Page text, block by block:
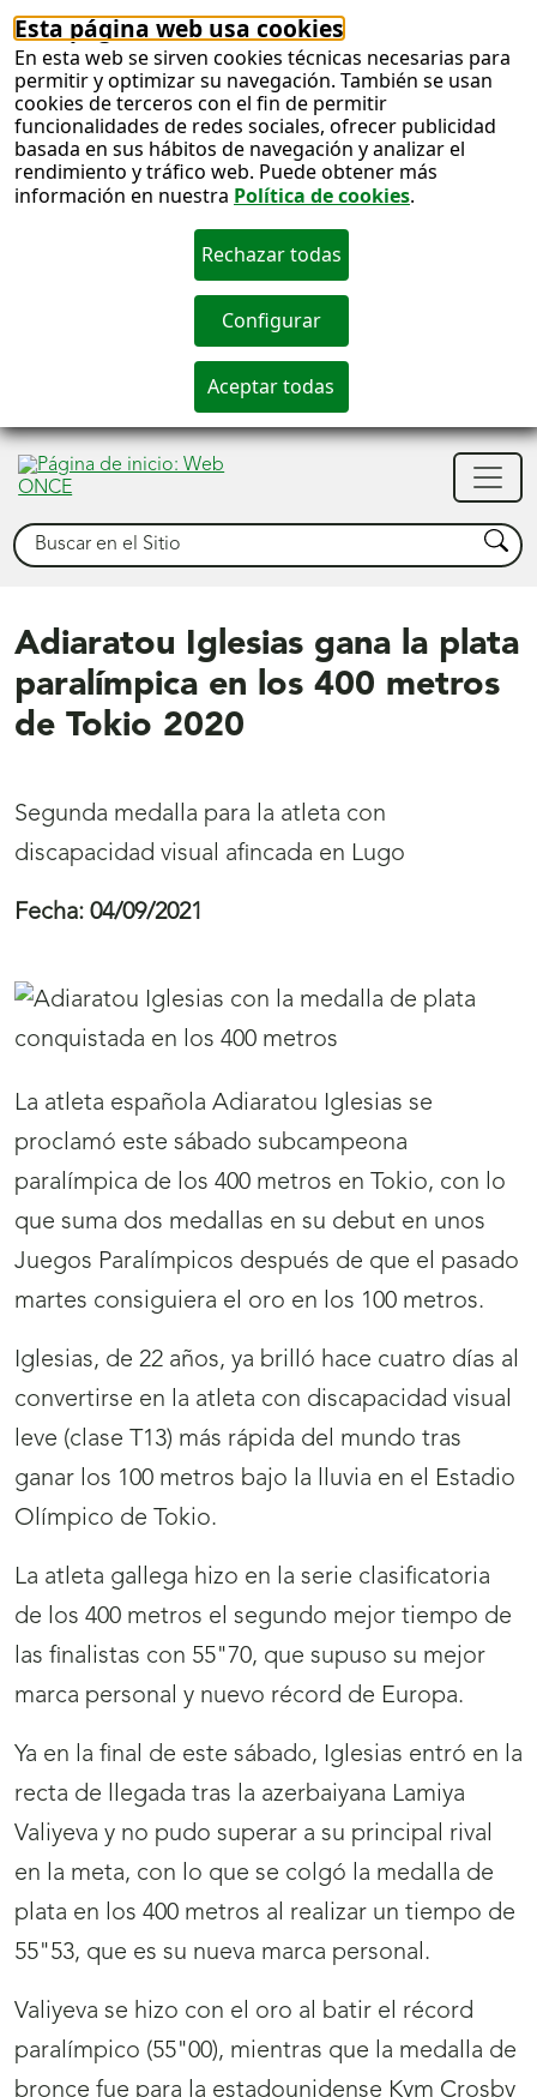
Esta página web usa cookies
En esta web se sirven cookies técnicas necesarias para
permitir y optimizar su navegación. También se usan
cookies de terceros con el fin de permitir
funcionalidades de redes sociales, ofrecer publicidad
basada en sus hábitos de navegación y analizar el
rendimiento y tráfico web. Puede obtener más
información en nuestra Política de cookies.
Buscar Buscar
Adiaratou Iglesias gana la plata
paralímpica en los 400 metros
de Tokio 2020
Segunda medalla para la atleta con
discapacidad visual afincada en Lugo
Fecha: 04/09/2021
La atleta española Adiaratou Iglesias se
proclamó este sábado subcampeona
paralímpica de los 400 metros en Tokio, con lo
que suma dos medallas en su debut en unos
Juegos Paralímpicos después de que el pasado
martes consiguiera el oro en los 100 metros.
Iglesias, de 22 años, ya brilló hace cuatro días al
convertirse en la atleta con discapacidad visual
leve (clase T13) más rápida del mundo tras
ganar los 100 metros bajo la lluvia en el Estadio
Olímpico de Tokio.
La atleta gallega hizo en la serie clasificatoria
de los 400 metros el segundo mejor tiempo de
las finalistas con 55"70, que supuso su mejor
marca personal y nuevo récord de Europa.
Ya en la final de este sábado, Iglesias entró en la
recta de llegada tras la azerbaiyana Lamiya
Valiyeva y no pudo superar a su principal rival
en la meta, con lo que se colgó la medalla de
plata en los 400 metros al realizar un tiempo de
55"53, que es su nueva marca personal.
Valiyeva se hizo con el oro al batir el récord
paralímpico (55"00), mientras que la medalla de
bronce fue para la estadounidense Kym Crosby